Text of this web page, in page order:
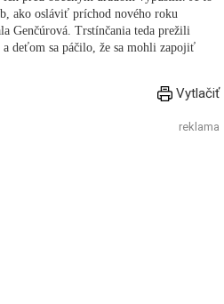
ako osláviť príchod nového roku
Genčúrová. Trstínčania teda prežili
deťom sa páčilo, že sa mohli zapojiť
Vytlačiť
reklama